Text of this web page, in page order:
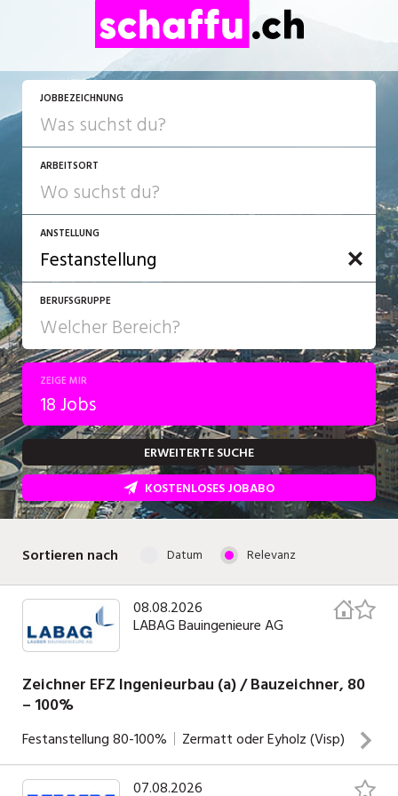
JOBBEZEICHNUNG
ARBEITSORT
ANSTELLUNG
JOB-TYP
Festanstellung
Temporär (befristet)
Praktikum
Lehrstelle
Ferienjob
POSITION
Führungsposition
Management / Kader
BERUFSGRUPPE
Bank, Versicherung
Bau, Handwerk, Elektro
Bildung, Kunst, Design, Soziale Berufe, Sport
Chemie, Pharma, Biotechnologie
Einkauf, Logistik, Transport, Verkehr
Engineering, Technik, Architektur
Finanzen, Controlling, Treuhand, Recht
Gartenbau, Landwirtschaft, Forstwirtschaft
Gastronomie, Hotellerie, Tourismus,
Lebensmittel
Immobilien, Facility Management, Reinigung
ZEIGE MIR
18 Jobs
ERWEITERTE SUCHE
KOSTENLOSES JOBABO
Sortieren nach Datum Relevanz
08.08.2026
LABAG Bauingenieure AG
Zeichner EFZ Ingenieurbau (a) / Bauzeichner, 80
– 100%
Festanstellung80-100% Zermatt oder Eyholz (Visp)
Deine Aufgaben Du erstellst Pläne und digitale Modelle für 07.08.2026